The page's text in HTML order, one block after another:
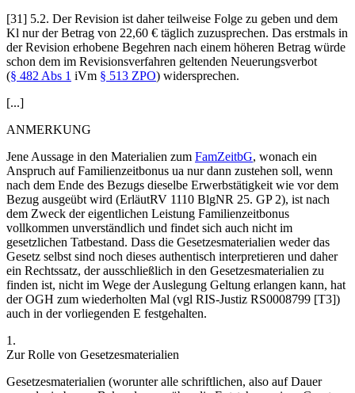
[31] 5.2. Der Revision ist daher teilweise Folge zu geben und dem
Kl nur der Betrag von 22,60 € täglich zuzusprechen. Das erstmals in
der Revision erhobene Begehren nach einem höheren Betrag würde
schon dem im Revisionsverfahren geltenden Neuerungsverbot
(§ 482 Abs 1 iVm § 513 ZPO) widersprechen.
[...]
ANMERKUNG
Jene Aussage in den Materialien zum FamZeitbG, wonach ein
Anspruch auf Familienzeitbonus ua nur dann zustehen soll, wenn
nach dem Ende des Bezugs dieselbe Erwerbstätigkeit wie vor dem
Bezug ausgeübt wird (ErläutRV 1110 BlgNR 25. GP 2), ist nach
dem Zweck der eigentlichen Leistung Familienzeitbonus
vollkommen unverständlich und findet sich auch nicht im
gesetzlichen Tatbestand. Dass die Gesetzesmaterialien weder das
Gesetz selbst sind noch dieses authentisch interpretieren und daher
ein Rechtssatz, der ausschließlich in den Gesetzesmaterialien zu
finden ist, nicht im Wege der Auslegung Geltung erlangen kann, hat
der OGH zum wiederholten Mal (vgl RIS-Justiz RS0008799 [T3])
auch in der vorliegenden E festgehalten.
1.
Zur Rolle von Gesetzesmaterialien
Gesetzesmaterialien (worunter alle schriftlichen, also auf Dauer